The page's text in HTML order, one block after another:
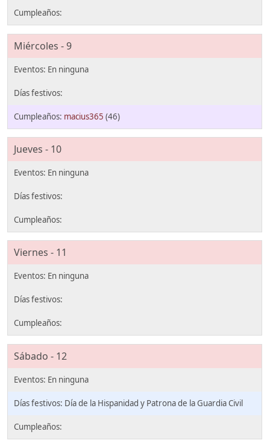
Miércoles - 9
macius365 (46)
Jueves - 10
Viernes - 11
Sábado - 12
Día de la Hispanidad y Patrona de la Guardia Civil